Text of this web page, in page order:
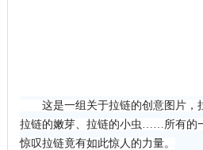
这是一组关于拉链的创意图片，
拉链的嫩芽、拉链的小虫……所有的
惊叹拉链竟有如此惊人的力量。